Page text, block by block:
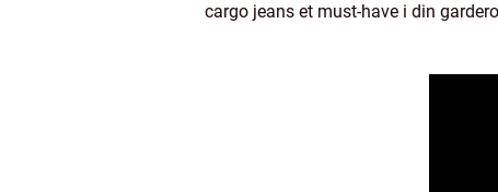
cargo jeans et must-have i din